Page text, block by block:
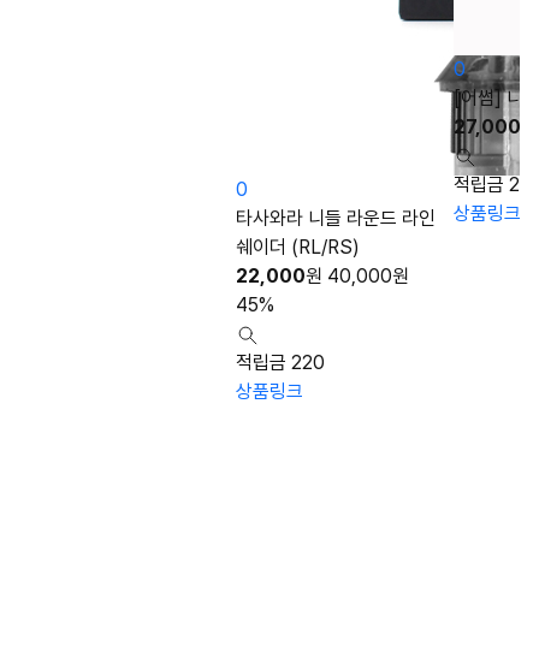
0
타사와라 니들 라운드 라인
쉐이더 (RL/RS)
22,000원 40,000원
45%
적립금 220
상품링크
0
[어썸] 니들
27,000
적립금
상품링크